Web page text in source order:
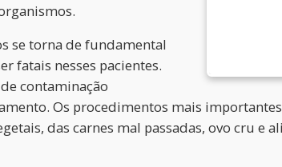
se torna de fundamental
fatais nesses pacientes.
contaminação
Os procedimentos mais
das carnes mal passadas, ovo cru e